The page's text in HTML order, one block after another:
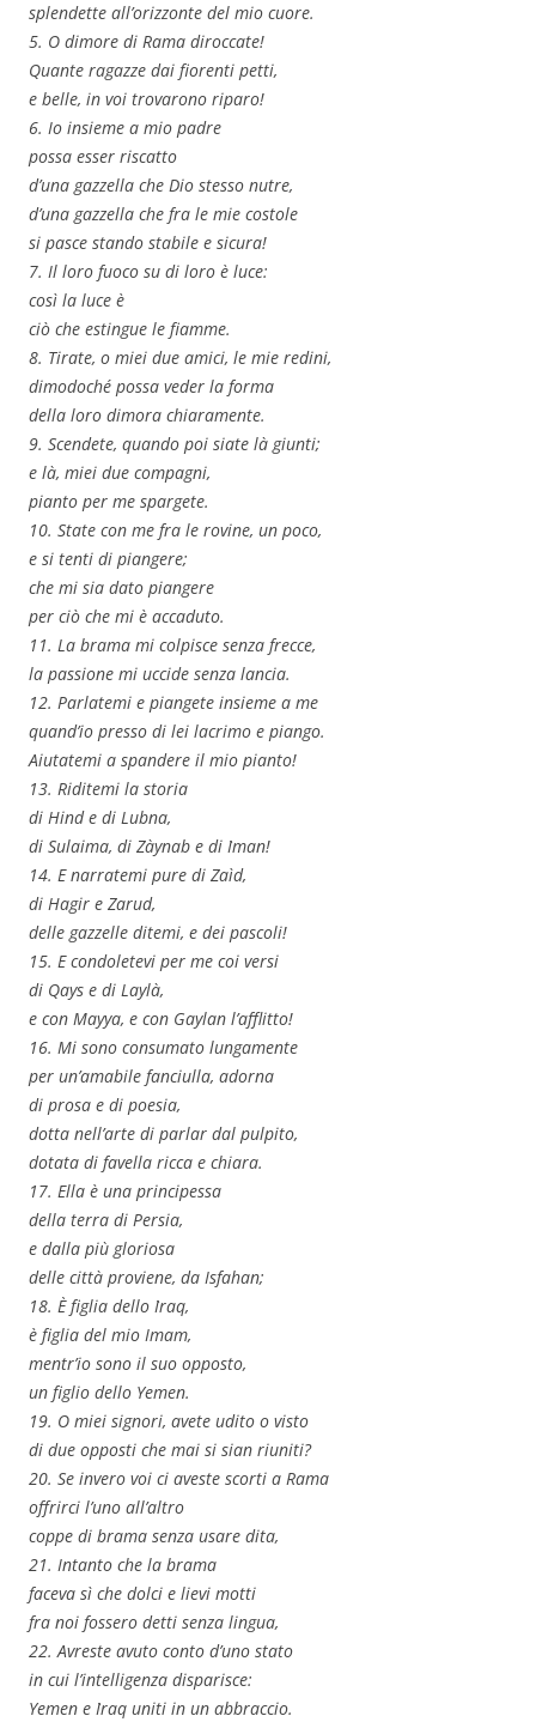
splendette all’orizzonte del mio cuore.
5. O dimore di Rama diroccate!
Quante ragazze dai fiorenti petti,
e belle, in voi trovarono riparo!
6. Io insieme a mio padre
possa esser riscatto
d’una gazzella che Dio stesso nutre,
d’una gazzella che fra le mie costole
si pasce stando stabile e sicura!
7. Il loro fuoco su di loro è luce:
così la luce è
ciò che estingue le fiamme.
8. Tirate, o miei due amici, le mie redini,
dimodoché possa veder la forma
della loro dimora chiaramente.
9. Scendete, quando poi siate là giunti;
e là, miei due compagni,
pianto per me spargete.
10. State con me fra le rovine, un poco,
e si tenti di piangere;
che mi sia dato piangere
per ciò che mi è accaduto.
11. La brama mi colpisce senza frecce,
la passione mi uccide senza lancia.
12. Parlatemi e piangete insieme a me
quand’io presso di lei lacrimo e piango.
Aiutatemi a spandere il mio pianto!
13. Riditemi la storia
di Hind e di Lubna,
di Sulaima, di Zàynab e di `Iman!
14. E narratemi pure di Zaìd,
di Hagir e Zarud,
delle gazzelle ditemi, e dei pascoli!
15. E condoletevi per me coi versi
di Qays e di Laylà,
e con Mayya, e con Gaylan l’afflitto!
16. Mi sono consumato lungamente
per un’amabile fanciulla, adorna
di prosa e di poesia,
dotta nell’arte di parlar dal pulpito,
dotata di favella ricca e chiara.
17. Ella è una principessa
della terra di Persia,
e dalla più gloriosa
delle città proviene, da Isfahan;
18. È figlia dello `Iraq,
è figlia del mio Imam,
mentr’io sono il suo opposto,
un figlio dello Yemen.
19. O miei signori, avete udito o visto
di due opposti che mai si sian riuniti?
20. Se invero voi ci aveste scorti a Rama
offrirci l’uno all’altro
coppe di brama senza usare dita,
21. Intanto che la brama
faceva sì che dolci e lievi motti
fra noi fossero detti senza lingua,
22. Avreste avuto conto d’uno stato
in cui l’intelligenza disparisce:
Yemen e `Iraq uniti in un abbraccio.